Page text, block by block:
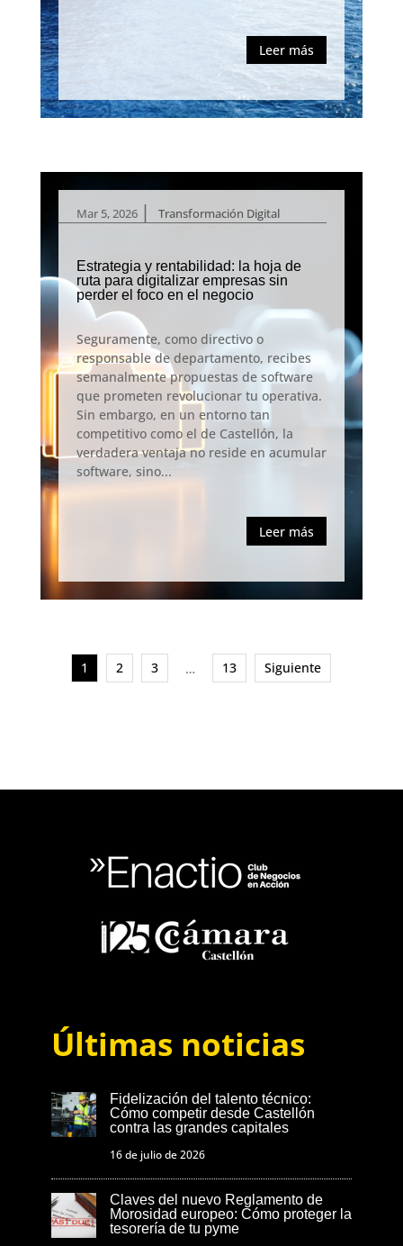
Leer más
Mar 5, 2026 | Transformación Digital
Estrategia y rentabilidad: la hoja de
ruta para digitalizar empresas sin
perder el foco en el negocio
Seguramente, como directivo o
responsable de departamento, recibes
semanalmente propuestas de software
que prometen revolucionar tu operativa.
Sin embargo, en un entorno tan
competitivo como el de Castellón, la
verdadera ventaja no reside en acumular
software, sino...
Leer más
1 2 3 … 13 Siguiente
Últimas noticias
Fidelización del talento técnico:
Cómo competir desde Castellón
contra las grandes capitales
16 de julio de 2026
Claves del nuevo Reglamento de
Morosidad europeo: Cómo proteger la
tesorería de tu pyme